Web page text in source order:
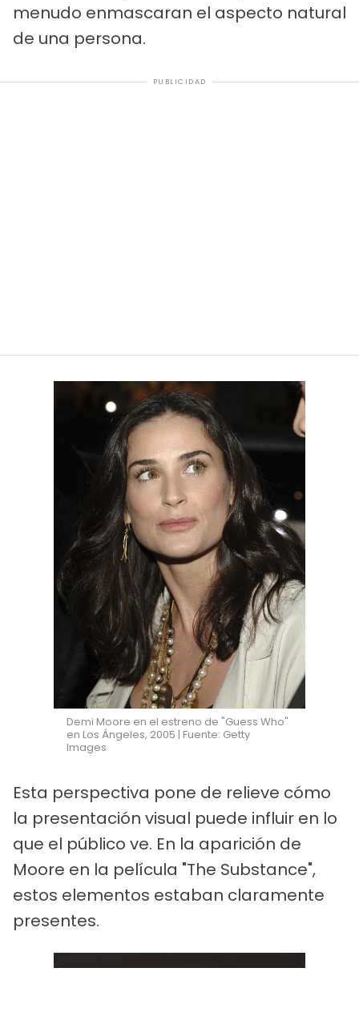
menudo enmascaran el aspecto natural
de una persona.
PUBLICIDAD
Demi Moore en el estreno de "Guess Who"
en Los Ángeles, 2005 | Fuente: Getty
Images
Esta perspectiva pone de relieve cómo
la presentación visual puede influir en lo
que el público ve. En la aparición de
Moore en la película "The Substance",
estos elementos estaban claramente
presentes.